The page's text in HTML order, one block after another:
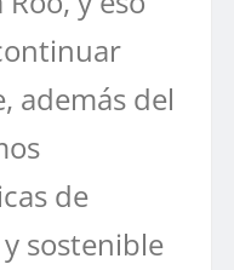
además del
de
sostenible